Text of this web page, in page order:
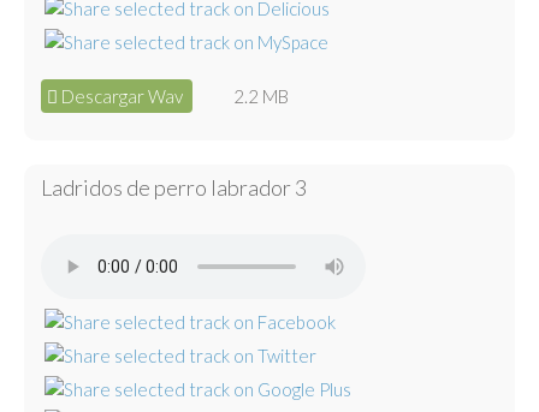
Descargar Wav 2.2 MB
Ladridos de perro labrador 3